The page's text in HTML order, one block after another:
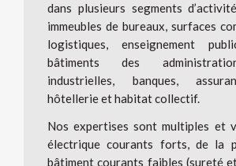
dans plusieurs segments
immeubles de bureaux, surfaces
logistiques, enseignement
bâtiments des
industrielles, banques,
hôtellerie et habitat collectif.
Nos expertises sont multiples et
électrique courants forts, de la
bâtiment courants faibles (sureté